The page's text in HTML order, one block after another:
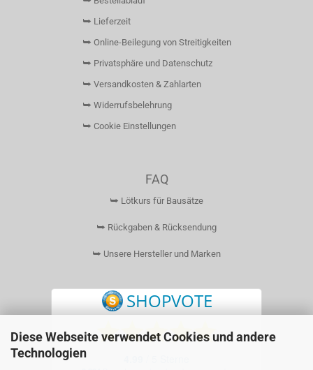
Diese Webseite verwendet Cookies und andere
Technologien
⮩ Lieferzeit
⮩ Online-Beilegung von Streitigkeiten
⮩ Privatsphäre und Datenschutz
⮩ Versandkosten & Zahlarten
⮩ Widerrufsbelehrung
⮩ Cookie Einstellungen
FAQ
⮩ Lötkurs für Bausätze
⮩ Rückgaben & Rücksendung
⮩ Unsere Hersteller und Marken